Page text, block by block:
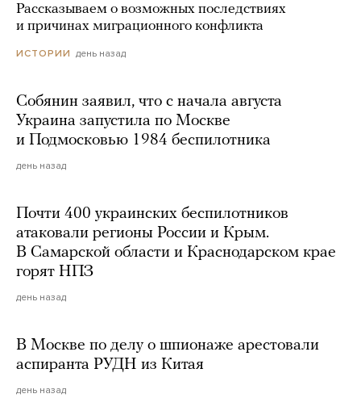
Рассказываем о возможных последствиях
и причинах миграционного конфликта
ИСТОРИИ день назад
Собянин заявил, что с начала августа
Украина запустила по Москве
и Подмосковью 1984 беспилотника
день назад
Почти 400 украинских беспилотников
атаковали регионы России и Крым.
В Самарской области и Краснодарском крае
горят НПЗ
день назад
В Москве по делу о шпионаже арестовали
аспиранта РУДН из Китая
день назад